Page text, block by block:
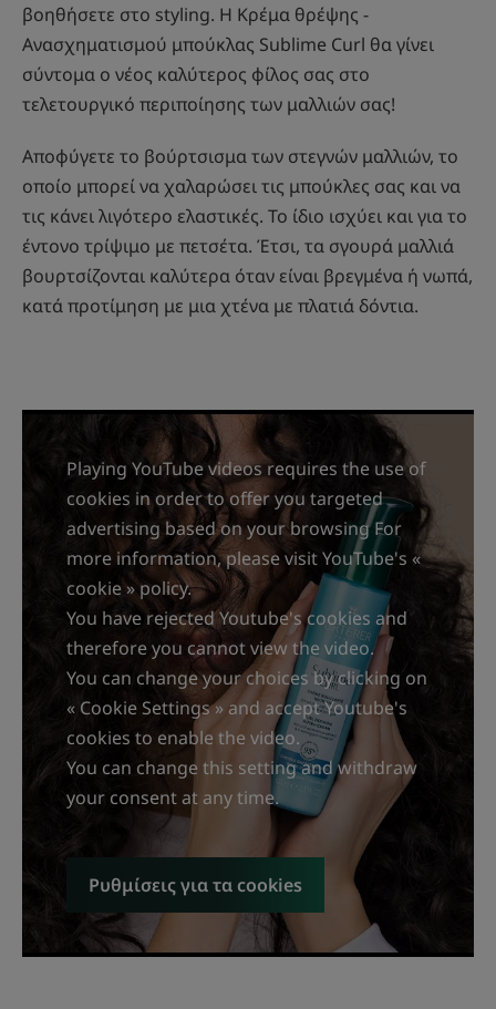
βοηθήσετε στο styling. Η Κρέμα θρέψης -
Ανασχηματισμού μπούκλας Sublime Curl θα γίνει
σύντομα ο νέος καλύτερος φίλος σας στο
τελετουργικό περιποίησης των μαλλιών σας!
Αποφύγετε το βούρτσισμα των στεγνών μαλλιών, το
οποίο μπορεί να χαλαρώσει τις μπούκλες σας και να
τις κάνει λιγότερο ελαστικές. Το ίδιο ισχύει και για το
έντονο τρίψιμο με πετσέτα. Έτσι, τα σγουρά μαλλιά
βουρτσίζονται καλύτερα όταν είναι βρεγμένα ή νωπά,
κατά προτίμηση με μια χτένα με πλατιά δόντια.
Playing YouTube videos requires the use of
cookies in order to offer you targeted
advertising based on your browsing For
more information, please visit YouTube's «
cookie » policy.
You have rejected Youtube's cookies and
therefore you cannot view the video.
You can change your choices by clicking on
« Cookie Settings » and accept Youtube's
cookies to enable the video.
You can change this setting and withdraw
your consent at any time.
Ρυθμίσεις για τα cookies